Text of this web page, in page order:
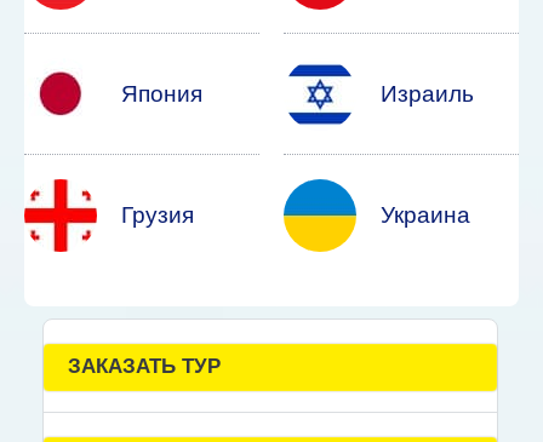
Япония Израиль
Грузия Украина
ЗАКАЗАТЬ ТУР